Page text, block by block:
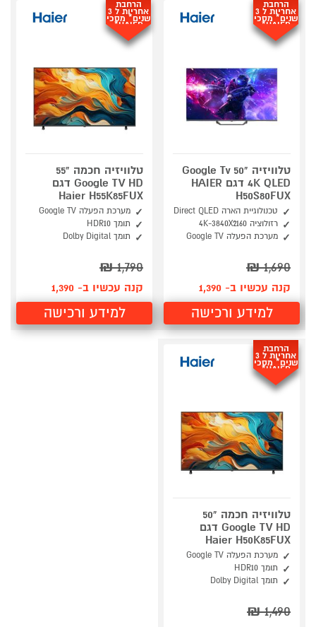
הרחבת
אחריות ל 3
שנים* מסכי
HAIER*
טלוויזיה "50 Google Tv
4K QLED דגם HAIER
H50S80FUX
טכנולוגיית הארה Direct QLED
רזולוציה 4K-3840X2160
מערכת הפעלה Google TV
1,690
₪
קנה עכשיו ב- 1,390
למידע ורכישה
הרחבת
אחריות ל 3
שנים* מסכי
HAIER*
טלוויזיה חכמה "55
Google TV HD דגם
Haier H55K85FUX
מערכת הפעלה Google TV
תומך HDR10
תומך Dolby Digital
1,790
₪
קנה עכשיו ב- 1,390
למידע ורכישה
הרחבת
אחריות ל 3
שנים* מסכי
HAIER*
טלוויזיה חכמה "50
Google TV HD דגם
Haier H50K85FUX
מערכת הפעלה Google TV
תומך HDR10
תומך Dolby Digital
1,490
₪